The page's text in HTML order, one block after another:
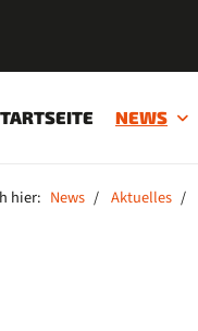
NEWS
hier: News Aktuelles